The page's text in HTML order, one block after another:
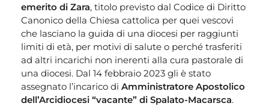
emerito di Zara, titolo previsto dal Codice di Diritto
Canonico della Chiesa cattolica per quei vescovi
che lasciano la guida di una diocesi per raggiunti
limiti di età, per motivi di salute o perché trasferiti
ad altri incarichi non inerenti alla cura pastorale di
una diocesi. Dal 14 febbraio 2023 gli è stato
assegnato l’incarico di Amministratore Apostolico
dell’Arcidiocesi “vacante” di Spalato-Macarsca.